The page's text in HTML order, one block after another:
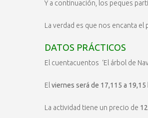
Y a continuación, los peques
La verdad es que nos encanta el
DATOS PRÁCTICOS
El cuentacuentos ‘El árbol de
El viernes será de 17,115 a 19,15
La actividad tiene un precio de